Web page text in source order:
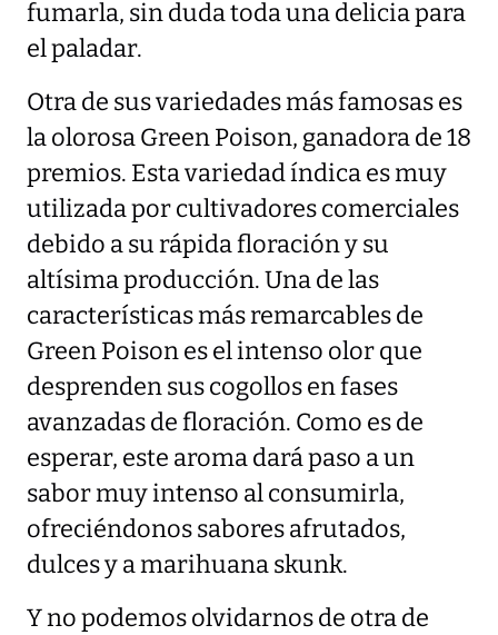
fumarla, sin duda toda una delicia para
el paladar.
Otra de sus variedades más famosas es
la olorosa Green Poison, ganadora de 18
premios. Esta variedad índica es muy
utilizada por cultivadores comerciales
debido a su rápida floración y su
altísima producción. Una de las
características más remarcables de
Green Poison es el intenso olor que
desprenden sus cogollos en fases
avanzadas de floración. Como es de
esperar, este aroma dará paso a un
sabor muy intenso al consumirla,
ofreciéndonos sabores afrutados,
dulces y a marihuana skunk.
Y no podemos olvidarnos de otra de